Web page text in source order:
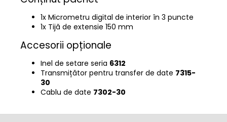
1x Micrometru digital de interior în 3 puncte
1x Tijă de extensie 150 mm
Accesorii opționale
Inel de setare seria 6312
Transmițător pentru transfer de date 7315-
30
Cablu de date 7302-30